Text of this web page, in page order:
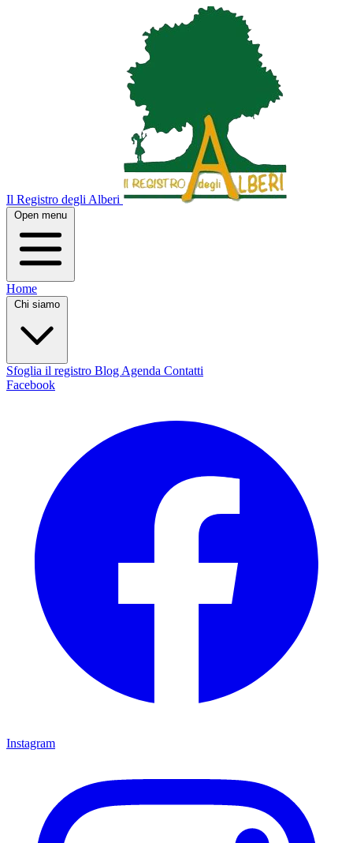
Il Registro degli Alberi
Open menu
Home
Chi siamo
Sfoglia il registro Blog Agenda Contatti
Facebook
Instagram